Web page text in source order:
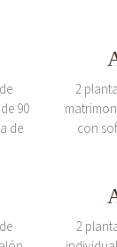
90
de
2
con
2